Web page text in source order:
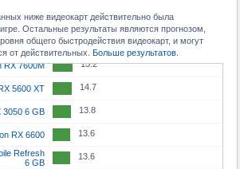
ниже видеокарт действительно была
Остальные результаты являются прогнозом,
общего быстродействия видеокарт, и могут
от действительных.Больше результатов.
RX 6650M 15.4
Max-Q 15.3
RX 7600M 15.2
5600 XT 14.7
3050 6 GB 13.8
RX 6600 13.6
Refresh
6 GB
13.6